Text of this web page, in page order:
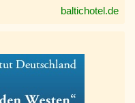
baltichotel.de